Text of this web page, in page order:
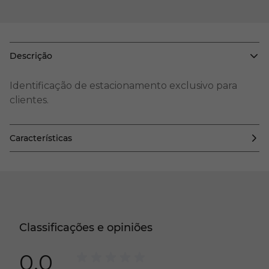
Descrição
Identificação de estacionamento exclusivo para
clientes.
Características
Classificações e opiniões
0.0